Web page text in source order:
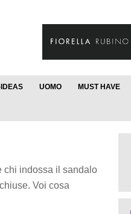
UOMO MUST HAVE
chi indossa il sandalo
Voi cosa